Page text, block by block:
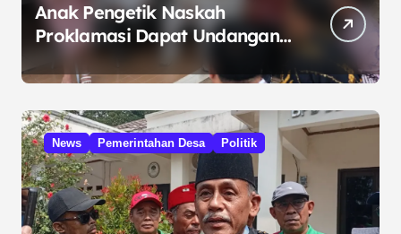
Anak Pengetik Naskah
Proklamasi Dapat Undangan
HUT RI dari Presiden
Prabowo
News Pemerintahan Desa Politik